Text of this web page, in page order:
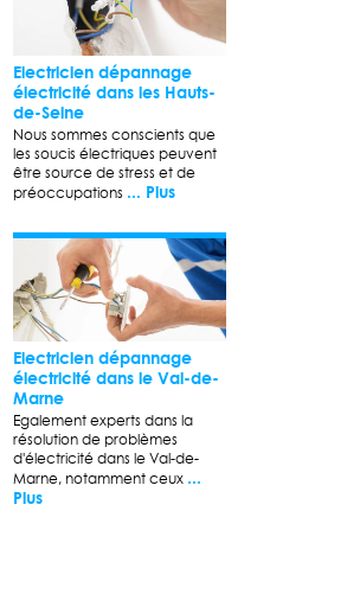
Electricien dépannage
électricité dans les Hauts-
de-Seine
Nous sommes conscients que
les soucis électriques peuvent
être source de stress et de
préoccupations ... Plus
Electricien dépannage
électricité dans le Val-de-
Marne
Egalement experts dans la
résolution de problèmes
d'électricité dans le Val-de-
Marne, notamment ceux ...
Plus